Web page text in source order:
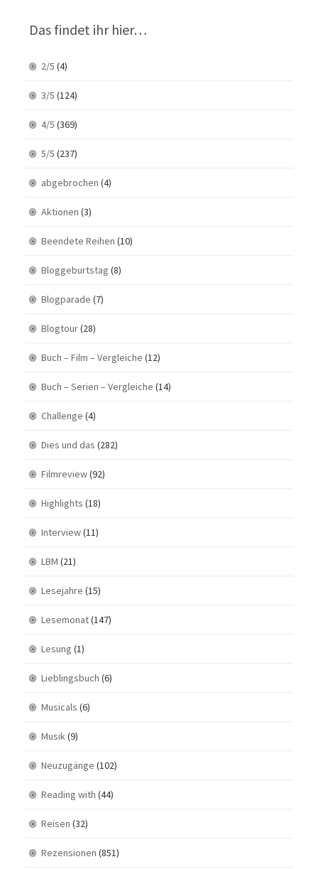
Das findet ihr hier…
2/5 (4)
3/5 (124)
4/5 (369)
5/5 (237)
abgebrochen (4)
Aktionen (3)
Beendete Reihen (10)
Bloggeburtstag (8)
Blogparade (7)
Blogtour(28)
Buch – Film – Vergleiche (12)
Buch – Serien – Vergleiche (14)
Challenge (4)
Dies und das (282)
Filmreview(92)
Highlights (18)
Interview(11)
LBM (21)
Lesejahre (15)
Lesemonat(147)
Lesung (1)
Lieblingsbuch (6)
Musicals (6)
Musik(9)
Neuzugänge (102)
Reading with (44)
Reisen (32)
Rezensionen (851)